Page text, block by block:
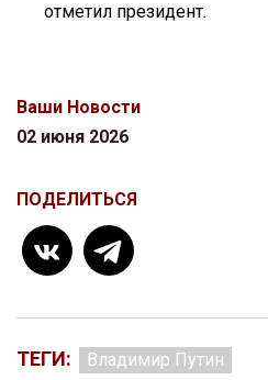
отметил президент.
Ваши Новости
02 июня 2026
ПОДЕЛИТЬСЯ
ТЕГИ: Владимир Путин